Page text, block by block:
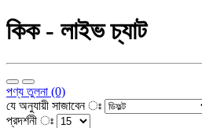
কিক - লাইভ চ্যাট
পণ্য তুলনা (0)
যে অনুযায়ী সাজাবেন ঃ
প্রদর্শনী ঃ